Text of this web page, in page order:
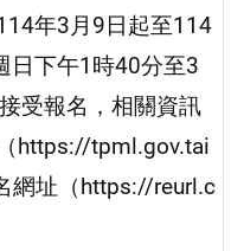
年3月9日起至114
日下午1時40分至3
受報名，相關資訊
https://tpml.gov.tai
網址（https://reurl.c